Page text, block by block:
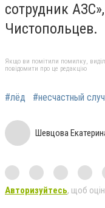
сотрудник
Чистопольцев.
Якщо ви помітили помилку,
повідомити про це редакцію
#лёд #несчастный
Шевцова
Авторизуйтесь, щоб